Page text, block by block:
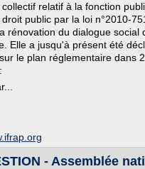
relatif à la fonction
public par la loi n°2010-
rénovation du dialogue social
Elle a jusqu'à présent été
le plan réglementaire dans
- Assemblée